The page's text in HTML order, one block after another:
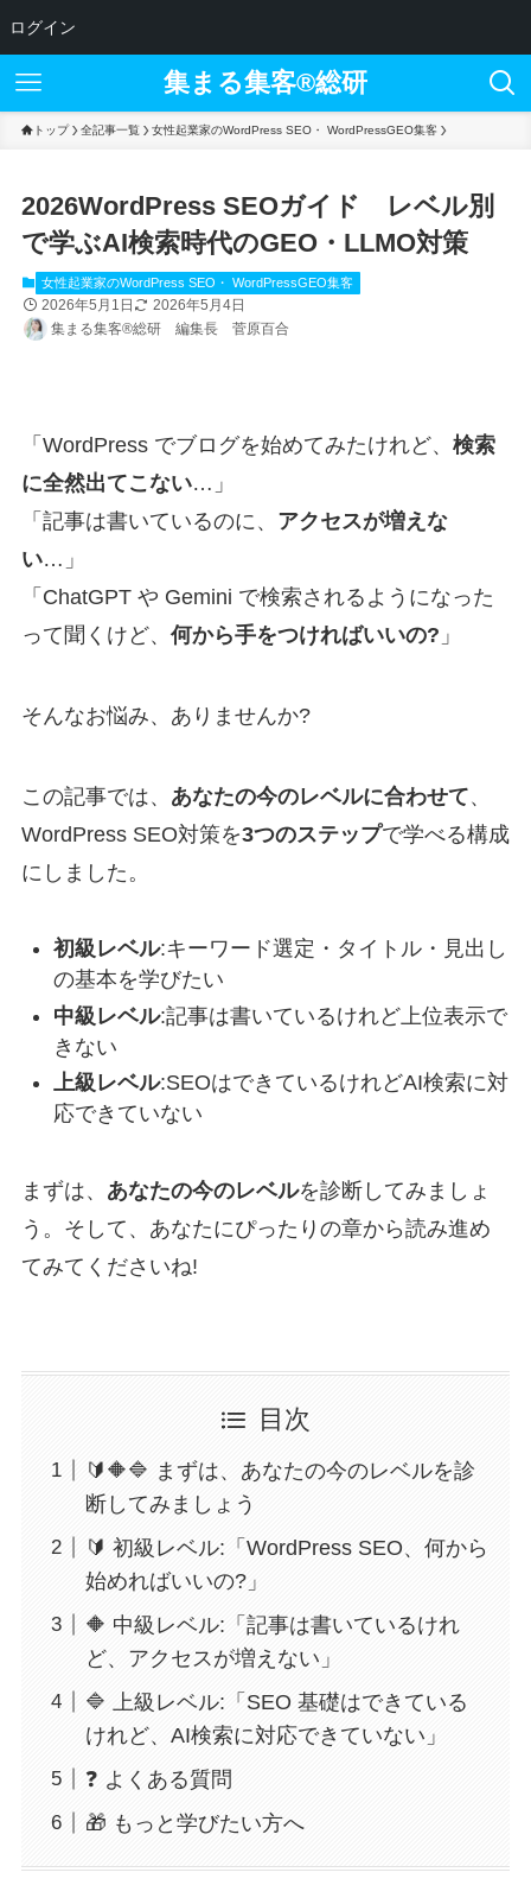
ログイン
集まる集客®︎総研
トップ 全記事一覧 女性起業家のWordPress SEO・ WordPressGEO集客
2026WordPress SEOガイド レベル別
で学ぶAI検索時代のGEO・LLMO対策
女性起業家のWordPress SEO・ WordPressGEO集客
2026年5月1日
2026年5月4日
集まる集客®総研 編集長 菅原百合
「WordPress でブログを始めてみたけれど、 検索
に全然出てこない…」
「記事は書いているのに、 アクセスが増えな
い…」
「ChatGPT や Gemini で検索されるようになった
って聞くけど、 何から手をつければいいの? 」
そんなお悩み、ありませんか?
この記事では、 あなたの今のレベルに合わせて、
WordPress SEO対策を3つのステップで学べる構成
にしました。
初級レベル:キーワード選定・タイトル・見出し
の基本を学びたい
中級レベル:記事は書いているけれど上位表示で
きない
上級レベル:SEOはできているけれどAI検索に対
応できていない
まずは、 あなたの今のレベルを診断してみましょ
う。そして、あなたにぴったりの章から読み進め
てみてくださいね!
目次
🔰🔶🔷 まずは、あなたの今のレベルを診
断してみましょう
🔰 初級レベル:「WordPress SEO、何から
始めればいいの?」
🔶 中級レベル:「記事は書いているけれ
ど、アクセスが増えない」
🔷 上級レベル:「SEO 基礎はできている
けれど、AI検索に対応できていない」
❓ よくある質問
🎁 もっと学びたい方へ